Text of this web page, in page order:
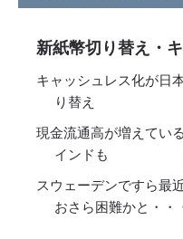
新紙幣切り替え・
キャッシュレス化が日
り替え
現金流通高が増えてい
インドも
スウェーデンですら最
おさら困難かと・・